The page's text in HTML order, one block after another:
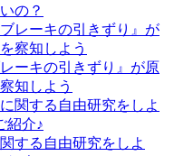
の？
ーキの引きずり』が原
知しよう
する自由研究をしよ